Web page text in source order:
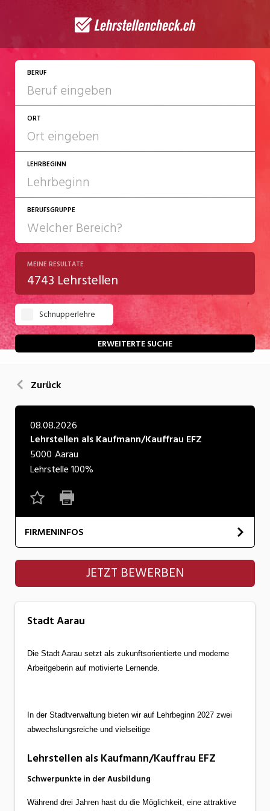
BERUF
ORT
LEHRBEGINN
2027
2028
BERUFSGRUPPE
Chemie/Pharma
Gastgewerbe
Gesundheit/Pflege/Soziales
Handwerk/Technik
Kultur
Natur
Verkehr/Logistik
Wirtschaft/Verwaltung
MEINE RESULTATE
4743 Lehrstellen
Schnupperlehre
ERWEITERTE SUCHE
Zurück
08.08.2026
Lehrstellen als Kaufmann/Kauffrau EFZ
5000 Aarau
Lehrstelle100%
FIRMENINFOS
Stadt Aarau
JETZT BEWERBEN
Stadt Aarau
Die Stadt Aarau setzt als zukunftsorientierte und moderne
Arbeitgeberin auf motivierte Lernende.
In der Stadtverwaltung bieten wir auf Lehrbeginn 2027 zwei
abwechslungsreiche und vielseitige
Lehrstellen als Kaufmann/Kauffrau EFZ
Schwerpunkte in der Ausbildung
Während drei Jahren hast du die Möglichkeit, eine attraktive